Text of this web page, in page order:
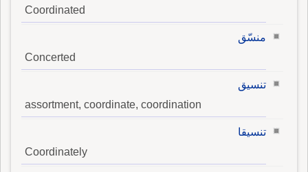
Coordinated
منسّق
Concerted
تنسيق
assortment, coordinate, coordination
تنسيقا
Coordinately